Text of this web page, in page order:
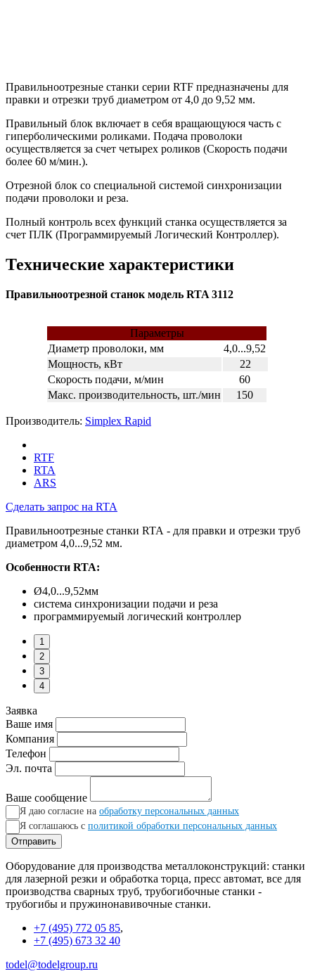
Правильноотрезные станки серии RTF предназначены для
правки и отрезки труб диаметром от 4,0 до 9,52 мм.
Правильный блок включает в себя вращающуюся часть с
гиперболическими роликами. Подача проволоки
осуществляется за счет четырех роликов (Скорость подачи
более 60 м/мин.).
Отрезной блок со специальной системой синхронизации
подачи проволоки и реза.
Полный контроль всех функций станка осуществляется за
счет ПЛК (Программируемый Логический Контроллер).
Технические характеристики
Правильноотрезной станок модель RTA 3112
Параметры
Диаметр проволоки, мм
4,0...9,52
Мощность, кВт
22
Скорость подачи, м/мин
60
Макс. производительность, шт./мин
150
Производитель: Simplex Rapid
RTF
RTA
ARS
Сделать запрос на RTA
Правильноотрезные станки RTA - для правки и отрезки труб
диаметром 4,0...9,52 мм.
Особенности RTA:
Ø4,0...9,52мм
система синхронизации подачи и реза
программируемый логический контроллер
1
2
3
4
Заявка
Ваше имя
Компания
Телефон
Эл. почта
Ваше сообщение
Я даю согласие на обработку персональных данных
Я соглашаюсь с политикой обработки персональных данных
Отправить
Оборудование для производства металлоконструкций: станки
для лазерной резки и обработка торца, пресс автомат, все для
производства сварных труб, трубогибочные станки -
трубогибы и пружинонавивочные станки.
+7 (495) 772 05 85,
+7 (495) 673 32 40
todel@todelgroup.ru